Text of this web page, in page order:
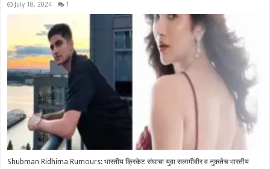
July 18, 2024 1
Shubman Ridhima Rumours: भारतीय क्रिकेट संघाचा युवा सलामीवीर व नुकतेच भारतीय